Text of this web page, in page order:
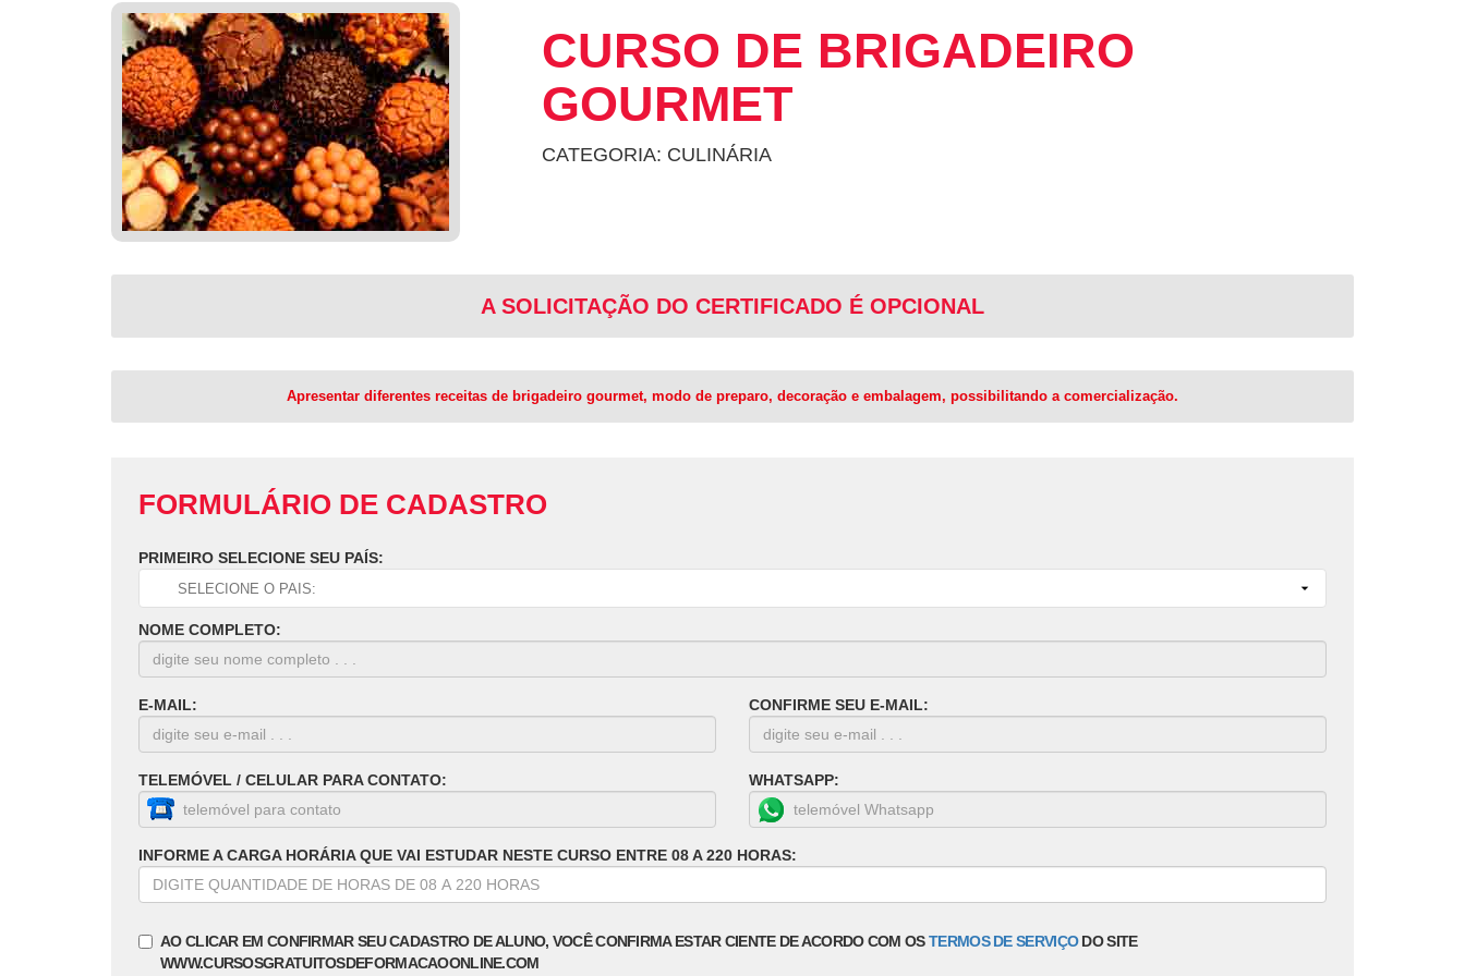
CURSO DE BRIGADEIRO
GOURMET
CATEGORIA: CULINÁRIA
A SOLICITAÇÃO DO CERTIFICADO É OPCIONAL
Apresentar diferentes receitas de brigadeiro gourmet, modo de preparo, decoração e embalagem, possibilitando a comercialização.
FORMULÁRIO DE CADASTRO
PRIMEIRO SELECIONE SEU PAÍS:
NOME COMPLETO:
E-MAIL: CONFIRME SEU E-MAIL:
TELEMÓVEL / CELULAR PARA CONTATO: WHATSAPP:
INFORME A CARGA HORÁRIA QUE VAI ESTUDAR NESTE CURSO ENTRE 08 A 220 HORAS:
AO CLICAR EM CONFIRMAR SEU CADASTRO DE ALUNO, VOCÊ CONFIRMA ESTAR CIENTE DE ACORDO COM OSTERMOS DE SERVIÇODO SITE
WWW.CURSOSGRATUITOSDEFORMACAOONLINE.COM